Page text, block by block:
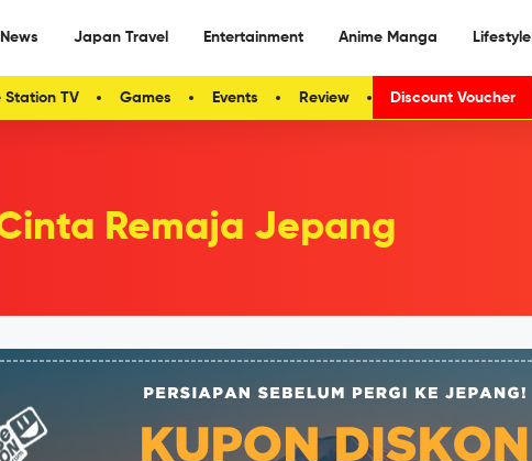
News Japan Travel Entertainment Anime Manga Lifestyle
TV Games Events Review Discount Voucher
Remaja Jepang